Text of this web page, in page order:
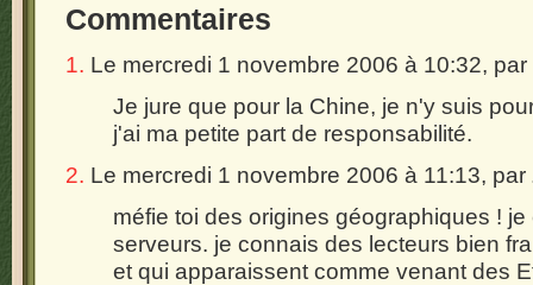
Commentaires
1. Le mercredi 1 novembre 2006 à 10:32, par
Je jure que pour la Chine, je n'y suis
j'ai ma petite part de responsabilité.
2. Le mercredi 1 novembre 2006 à 11:13, par
méfie toi des origines géographiques !
serveurs. je connais des lecteurs bien
et qui apparaissent comme venant des